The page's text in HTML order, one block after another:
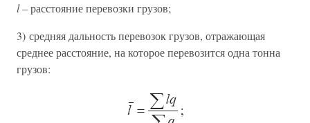
l– расстояние перевозки грузов;
3) средняя дальность перевозок грузов, отражающая
среднее расстояние, на которое перевозится одна тонна
грузов: